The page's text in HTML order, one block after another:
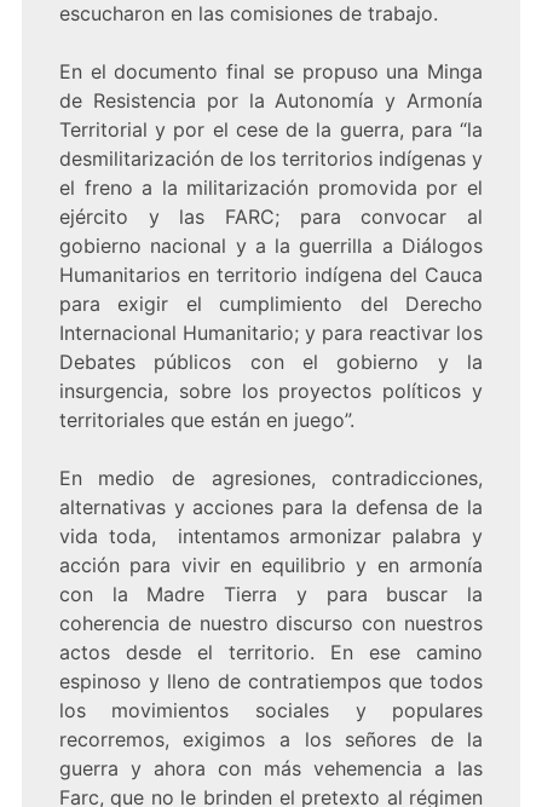
escucharon en las comisiones de trabajo.
En el documento final se propuso una Minga
de Resistencia por la Autonomía y Armonía
Territorial y por el cese de la guerra, para “la
desmilitarización de los territorios indígenas y
el freno a la militarización promovida por el
ejército y las FARC; para convocar al
gobierno nacional y a la guerrilla a Diálogos
Humanitarios en territorio indígena del Cauca
para exigir el cumplimiento del Derecho
Internacional Humanitario; y para reactivar los
Debates públicos con el gobierno y la
insurgencia, sobre los proyectos políticos y
territoriales que están en juego”.
En medio de agresiones, contradicciones,
alternativas y acciones para la defensa de la
vida toda, intentamos armonizar palabra y
acción para vivir en equilibrio y en armonía
con la Madre Tierra y para buscar la
coherencia de nuestro discurso con nuestros
actos desde el territorio. En ese camino
espinoso y lleno de contratiempos que todos
los movimientos sociales y populares
recorremos, exigimos a los señores de la
guerra y ahora con más vehemencia a las
Farc, que no le brinden el pretexto al régimen